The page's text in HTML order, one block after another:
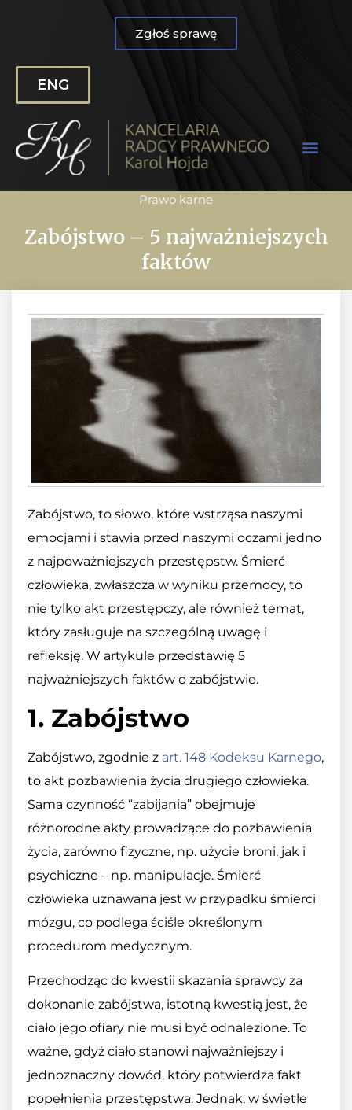
Zgłoś sprawę
ENG
Prawo karne
Zabójstwo – 5 najważniejszych
faktów
Zabójstwo, to słowo, które wstrząsa naszymi
emocjami i stawia przed naszymi oczami jedno
z najpoważniejszych przestępstw. Śmierć
człowieka, zwłaszcza w wyniku przemocy, to
nie tylko akt przestępczy, ale również temat,
który zasługuje na szczególną uwagę i
refleksję. W artykule przedstawię 5
najważniejszych faktów o zabójstwie.
1. Zabójstwo
Zabójstwo, zgodnie z art. 148 Kodeksu Karnego,
to akt pozbawienia życia drugiego człowieka.
Sama czynność “zabijania” obejmuje
różnorodne akty prowadzące do pozbawienia
życia, zarówno fizyczne, np. użycie broni, jak i
psychiczne – np. manipulacje. Śmierć
człowieka uznawana jest w przypadku śmierci
mózgu, co podlega ściśle określonym
procedurom medycznym.
Przechodząc do kwestii skazania sprawcy za
dokonanie zabójstwa, istotną kwestią jest, że
ciało jego ofiary nie musi być odnalezione. To
ważne, gdyż ciało stanowi najważniejszy i
jednoznaczny dowód, który potwierdza fakt
popełnienia przestępstwa. Jednak, w świetle